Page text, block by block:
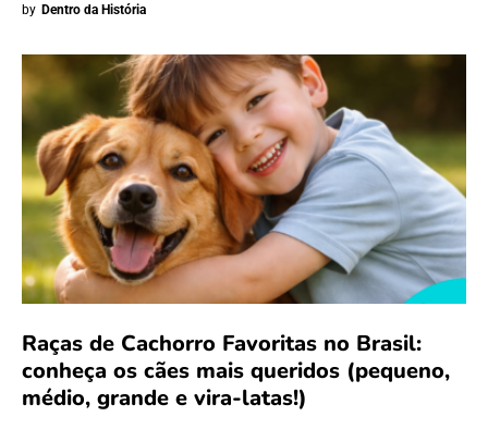
by Dentro da História
Raças de Cachorro Favoritas no Brasil:
conheça os cães mais queridos (pequeno,
médio, grande e vira-latas!)